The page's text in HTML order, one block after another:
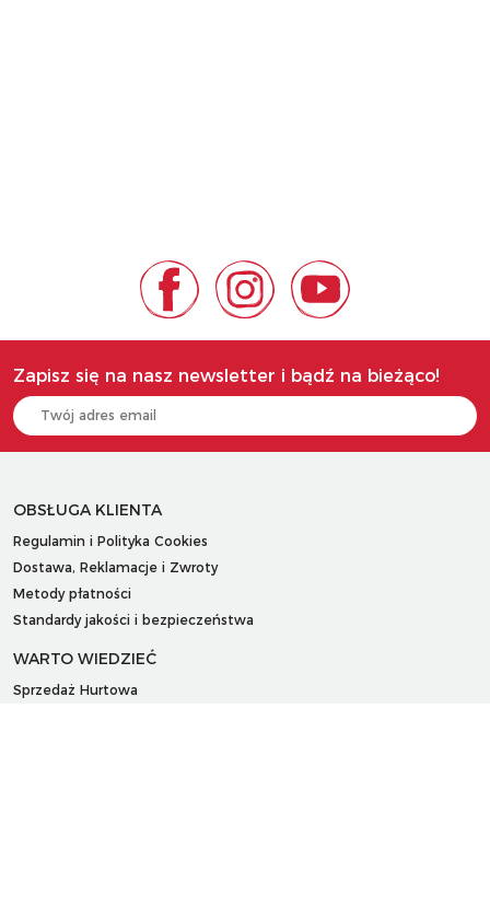
Zapisz się na nasz newsletter i bądź na bieżąco!
OBSŁUGA KLIENTA
Regulamin i Polityka Cookies
Dostawa, Reklamacje i Zwroty
Metody płatności
Standardy jakości i bezpieczeństwa
WARTO WIEDZIEĆ
Sprzedaż Hurtowa